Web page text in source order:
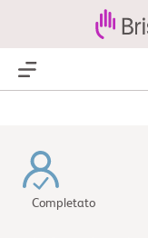
Show Menu
Completato